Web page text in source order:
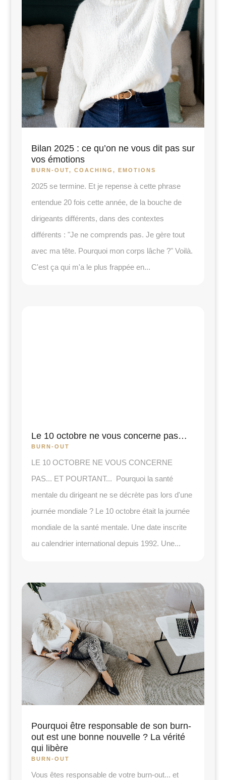
Bilan 2025 : ce qu’on ne vous dit pas sur
vos émotions
BURN-OUT, COACHING , EMOTIONS
2025 se termine. Et je repense à cette phrase
entendue 20 fois cette année, de la bouche de
dirigeants différents, dans des contextes
différents : "Je ne comprends pas. Je gère tout
avec ma tête. Pourquoi mon corps lâche ?" Voilà.
C'est ça qui m'a le plus frappée en...
Le 10 octobre ne vous concerne pas…
BURN-OUT
LE 10 OCTOBRE NE VOUS CONCERNE
PAS... ET POURTANT... Pourquoi la santé
mentale du dirigeant ne se décrète pas lors d'une
journée mondiale ? Le 10 octobre était la journée
mondiale de la santé mentale. Une date inscrite
au calendrier international depuis 1992. Une...
Pourquoi être responsable de son burn-
out est une bonne nouvelle ? La vérité
qui libère
BURN-OUT
Vous êtes responsable de votre burn-out... et